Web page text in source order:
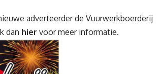
adverteerder de Vuurwerkboerderij
dan hier voor meer informatie.